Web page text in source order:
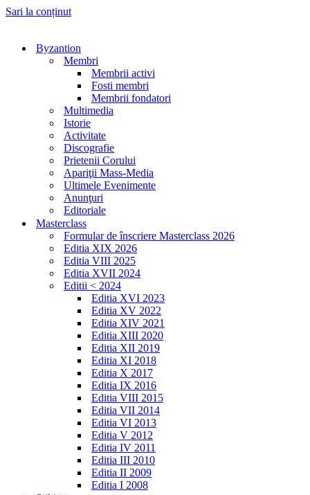
Sari la conținut
Byzantion
Membri
Membrii activi
Fosti membri
Membrii fondatori
Multimedia
Istorie
Activitate
Discografie
Prietenii Corului
Apariţii Mass-Media
Ultimele Evenimente
Anunţuri
Editoriale
Masterclass
Formular de înscriere Masterclass 2026
Editia XIX 2026
Editia VIII 2025
Editia XVII 2024
Editii < 2024
Editia XVI 2023
Editia XV 2022
Editia XIV 2021
Editia XIII 2020
Editia XII 2019
Editia XI 2018
Editia X 2017
Editia IX 2016
Editia VIII 2015
Editia VII 2014
Editia VI 2013
Editia V 2012
Editia IV 2011
Editia III 2010
Editia II 2009
Editia I 2008